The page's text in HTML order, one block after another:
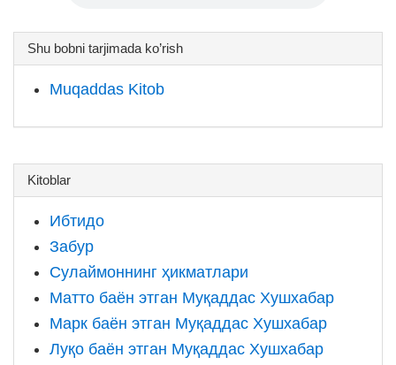
Shu bobni tarjimada ko’rish
Muqaddas Kitob
Kitoblar
Ибтидо
Забур
Сулаймоннинг ҳикматлари
Матто баён этган Муқаддас Хушхабар
Марк баён этган Муқаддас Хушхабар
Луқо баён этган Муқаддас Хушхабар